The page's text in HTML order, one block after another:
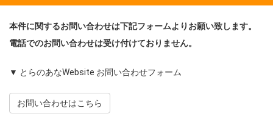
本件に関するお問い合わせは下記フォームよりお願い致します。
電話でのお問い合わせは受け付けておりません。
▼ とらのあなWebsite お問い合わせフォーム
お問い合わせはこちら